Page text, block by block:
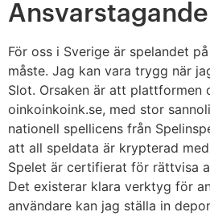
För oss i Sverige är spelandet
måste. Jag kan vara trygg när
Slot. Orsaken är att plattformen
oinkoinkoink.se, med stor
nationell spellicens från
att all speldata är krypterad
Spelet är certifierat för rättvisa
Det existerar klara verktyg för
användare kan jag ställa in